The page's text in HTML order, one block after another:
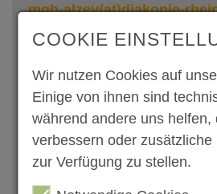
mgh-alzey(at)diakonie-
Ihre Ansprechpartnerin
Derya Dogan und Sandra
COOKIE
Wir nutzen Cookies auf
Einige von ihnen sind
während andere uns helfen,
verbessern oder zusätzliche
zur Verfügung zu stellen.